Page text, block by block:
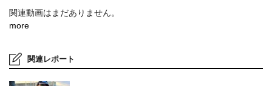
関連動画はまだありません。
more
関連レポート